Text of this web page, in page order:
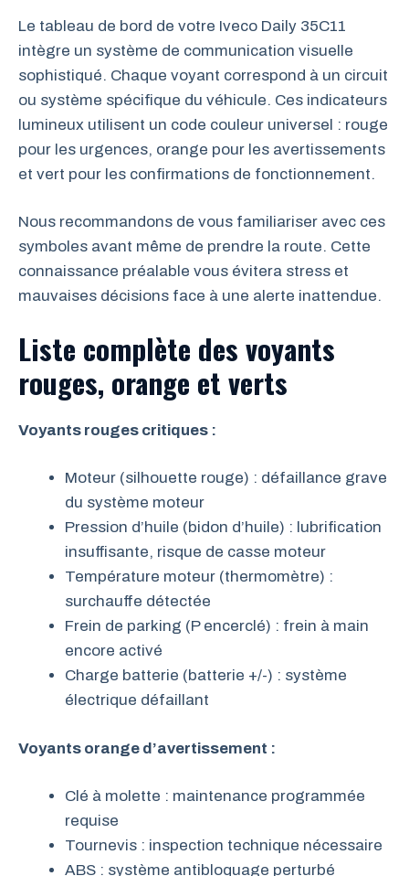
Le tableau de bord de votre Iveco Daily 35C11
intègre un système de communication visuelle
sophistiqué. Chaque voyant correspond à un circuit
ou système spécifique du véhicule. Ces indicateurs
lumineux utilisent un code couleur universel : rouge
pour les urgences, orange pour les avertissements
et vert pour les confirmations de fonctionnement.
Nous recommandons de vous familiariser avec ces
symboles avant même de prendre la route. Cette
connaissance préalable vous évitera stress et
mauvaises décisions face à une alerte inattendue.
Liste complète des voyants
rouges, orange et verts
Voyants rouges critiques :
Moteur (silhouette rouge) : défaillance grave
du système moteur
Pression d’huile (bidon d’huile) : lubrification
insuffisante, risque de casse moteur
Température moteur (thermomètre) :
surchauffe détectée
Frein de parking (P encerclé) : frein à main
encore activé
Charge batterie (batterie +/-) : système
électrique défaillant
Voyants orange d’avertissement :
Clé à molette : maintenance programmée
requise
Tournevis : inspection technique nécessaire
ABS : système antibloquage perturbé